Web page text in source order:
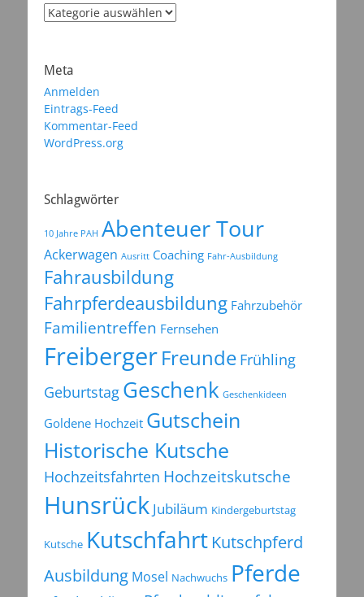
Kategorien
Meta
Anmelden
Eintrags-Feed
Kommentar-Feed
WordPress.org
Schlagwörter
10 Jahre PAH Abenteuer Tour
Ackerwagen Ausritt Coaching Fahr-Ausbildung
Fahrausbildung
Fahrpferdeausbildung Fahrzubehör
Familientreffen Fernsehen
FreibergerFreunde Frühling
Geburtstag Geschenk Geschenkideen
Goldene Hochzeit Gutschein
Historische Kutsche
Hochzeitsfahrten Hochzeitskutsche
Hunsrück Jubiläum Kindergeburtstag
Kutsche Kutschfahrt Kutschpferd
Ausbildung Mosel Nachwuchs Pferde